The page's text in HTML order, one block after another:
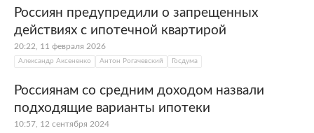
Россиян предупредили о запрещенных
действиях с ипотечной квартирой
20:22, 11 февраля 2026
Александр Аксененко Антон Рогачевский Госдума
Россиянам со средним доходом назвали
подходящие варианты ипотеки
10:57, 12 сентября 2024